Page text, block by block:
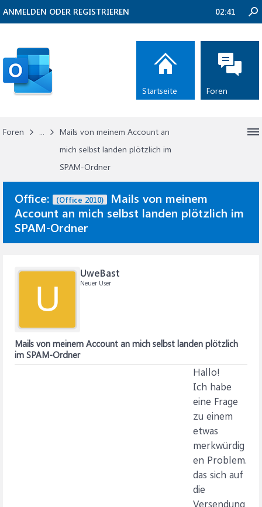
Foren ...
Mails von meinem Account an
mich selbst landen plötzlich im
SPAM-Ordner
Office: (Office 2010)
Mails von meinem
Account an mich selbst landen plötzlich im
SPAM-Ordner
U
UweBast
Neuer User
Mails von meinem Account an mich selbst landen plötzlich
im SPAM-Ordner
Hallo!
Ich habe
eine Frage
zu einem
etwas
merkwürdig
en Problem.
das sich auf
die
Versendung
ANMELDEN ODER REGISTRIEREN 02:41
Startseite Foren